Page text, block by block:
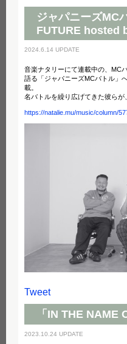
ジャパニーズMC
FUTURE hosted
2024.6.14 UPDATE
音楽ナタリーにて連載中の、MC
語る「ジャパニーズMCバトル」
載。
名バトルを繰り広げてきた彼らが
https://natalie.mu/music/column/
Tweet
「IN THE NAME
2023.10.24 UPDATE